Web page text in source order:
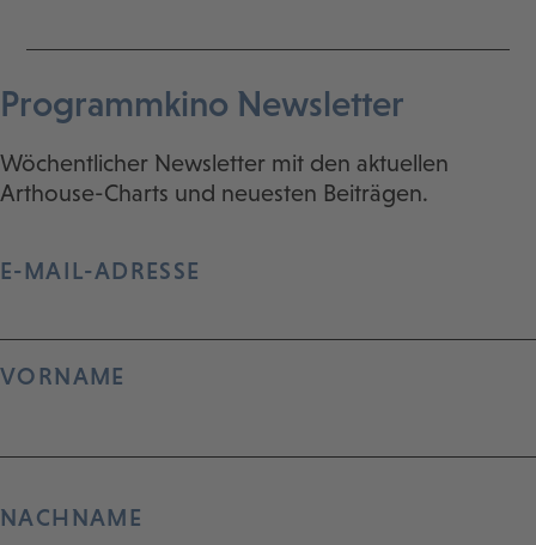
Programmkino Newsletter
Wöchentlicher Newsletter mit den aktuellen
Arthouse-Charts und neuesten Beiträgen.
E-MAIL-ADRESSE
VORNAME
NACHNAME